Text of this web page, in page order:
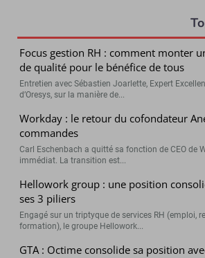
Focus gestion RH : comment monter
de qualité pour le bénéfice de tous
Entretien avec Sébastien Joarlette, Expert
d’Oresys, sur la manière de...
Workday : le retour du cofondateur
commandes
Carl Eschenbach a quitté sa fonction de CEO de
immédiat. La transition est...
Hellowork group : une position
ses 3 piliers
Engagé sur un triptyque de services RH (emploi,
formation), le groupe Hellowork...
GTA : Octime consolide sa position